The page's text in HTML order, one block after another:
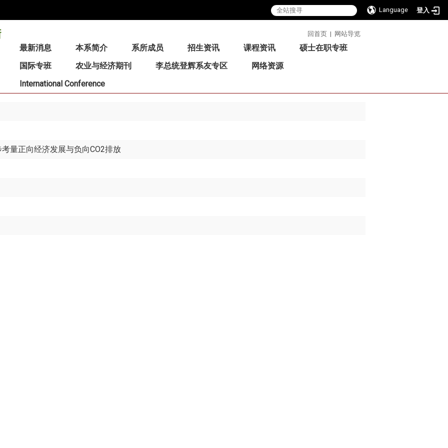
Language 登入
回首页 | 网站导览
最新消息 本系简介 系所成员 招生资讯 课程资讯
硕士在职专班
国际专班
农业与经济期刊 李总统登辉系友专区
网络资源
International Conference
量正向经济发展与负向CO2排放